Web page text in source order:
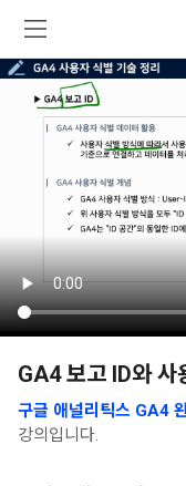
GA4 보고 ID와 사
구글 애널리틱스 GA4
강의입니다.